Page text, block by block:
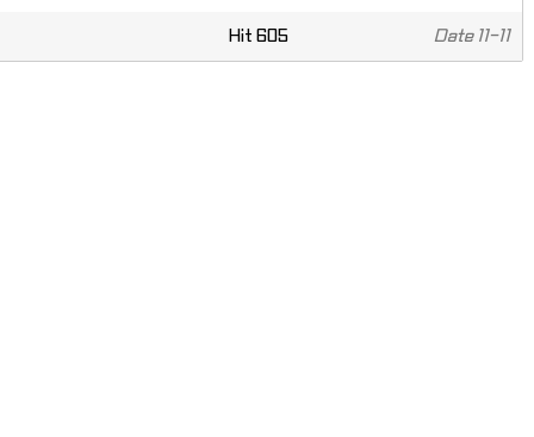
Hit 605 Date11-11